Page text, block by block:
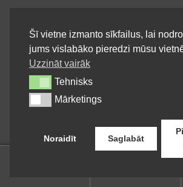
Michelin
Mitas
Pirelli
Shinko
Šī vietne izmanto sīkfailus, lai
jums vislabāko pieredzi mūsu
Uzzināt vairāk
TehnisksTehnisks
MārketingsMārketings
Noraidīt Saglabāt